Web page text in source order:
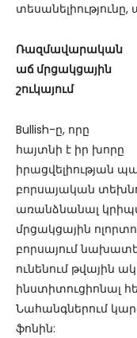
տեսանելիությունը,
Ռազմավարական
աճ մրցակցային
շուկայում
Bullish-ը, որը
հայտնի է իր խորը
իրացվելիության
բորսայական
առանձնանալ
մրցակցային
բորսայում
ունենում թվային
ինստիտուցիոնալ
Նահանգներում
ֆոնին: